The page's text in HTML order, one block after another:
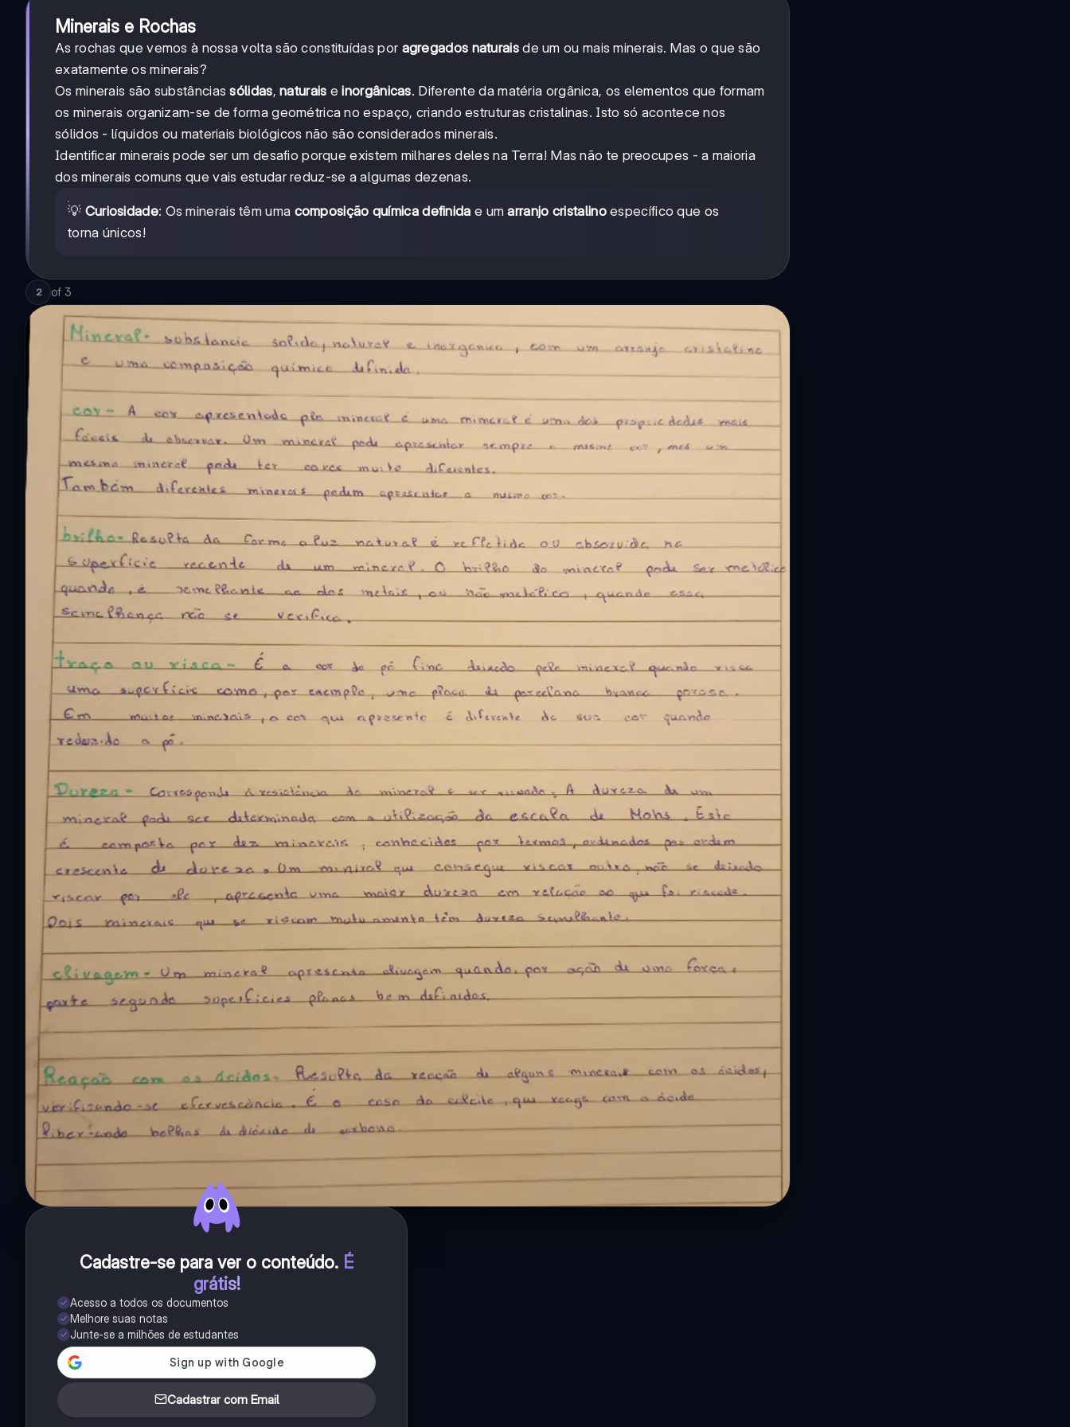
Minerais e Rochas
As rochas que vemos à nossa volta são constituídas por agregados naturaisde um ou mais minerais. Mas o que são
exatamente os minerais?
Os minerais são substânciassólidas,naturais einorgânicas. Diferente da matéria orgânica, os elementos que formam
os minerais organizam-se de forma geométrica no espaço, criando estruturas cristalinas. Isto só acontece nos
sólidos - líquidos ou materiais biológicos não são considerados minerais.
Identificar minerais pode ser um desafio porque existem milhares deles na Terra! Mas não te preocupes - a maioria
dos minerais comuns que vais estudar reduz-se a algumas dezenas.
💡 Curiosidade: Os minerais têm uma composição química definida e umarranjo cristalinoespecífico que os
torna únicos!
2 of 3
Cadastre-se para ver o conteúdo. É
grátis!
Acesso a todos os documentos
Melhore suas notas
Junte-se a milhões de estudantes
Cadastrar com Email